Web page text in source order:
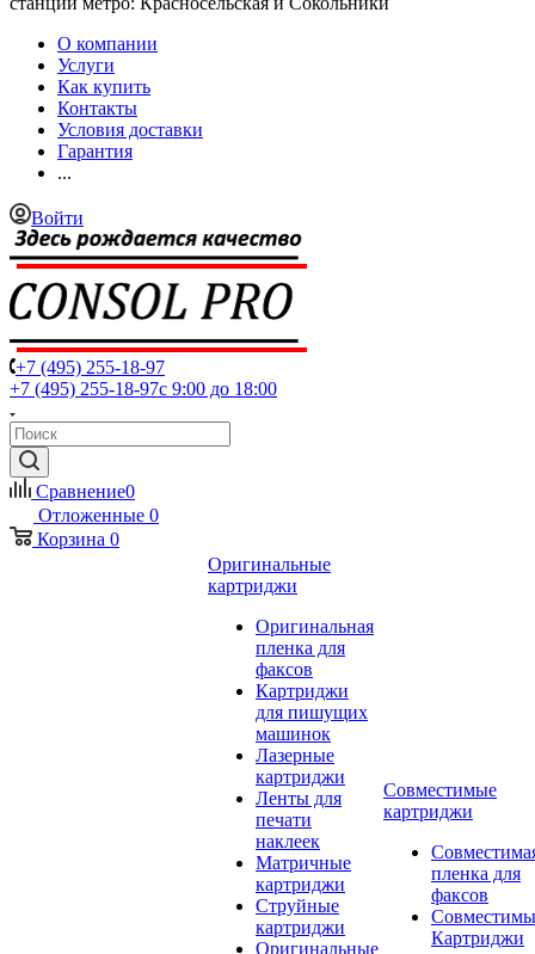
О компании
Услуги
Как купить
Контакты
Условия доставки
Гарантия
...
Войти
+7 (495) 255-18-97
+7 (495) 255-18-97с 9:00 до 18:00
Сравнение0
Отложенные 0
Корзина 0
Оригинальные
картриджи
Оригинальная
пленка для
факсов
Картриджи
для пишущих
машинок
Лазерные
картриджи
Ленты для
печати
наклеек
Матричные
картриджи
Струйные
картриджи
Оригинальные
Совместимые
картриджи
пленка для
факсов
Картриджи